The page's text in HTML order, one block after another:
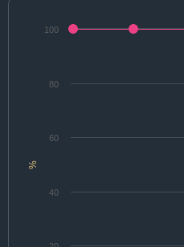
%
40
60
80
100